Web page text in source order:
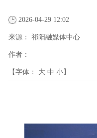
2026-04-29 12:02
来源： 祁阳融媒体中心
作者：
【字体： 大 中 小】